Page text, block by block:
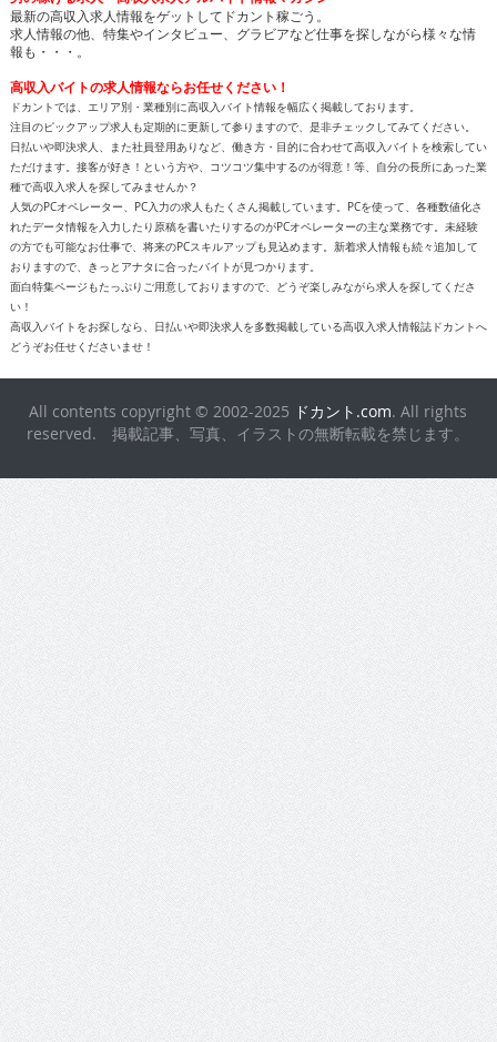
最新の高収入求人情報をゲットしてドカント稼ごう。
求人情報の他、特集やインタビュー、グラビアなど仕事を探しながら様々な情
報も・・・。
高収入バイトの求人情報ならお任せください！
ドカントでは、エリア別・業種別に高収入バイト情報を幅広く掲載しております。
注目のピックアップ求人も定期的に更新して参りますので、是非チェックしてみてください。
日払いや即決求人、また社員登用ありなど、働き方・目的に合わせて高収入バイトを検索してい
ただけます。接客が好き！という方や、コツコツ集中するのが得意！等、自分の長所にあった業
種で高収入求人を探してみませんか？
人気のPCオペレーター、PC入力の求人もたくさん掲載しています。PCを使って、各種数値化さ
れたデータ情報を入力したり原稿を書いたりするのがPCオペレーターの主な業務です。未経験
の方でも可能なお仕事で、将来のPCスキルアップも見込めます。新着求人情報も続々追加して
おりますので、きっとアナタに合ったバイトが見つかります。
面白特集ページもたっぷりご用意しておりますので、どうぞ楽しみながら求人を探してくださ
い！
高収入バイトをお探しなら、日払いや即決求人を多数掲載している高収入求人情報誌ドカントへ
どうぞお任せくださいませ！
All contents copyright © 2002-2025 ドカント.com. All rights
reserved. 掲載記事、写真、イラストの無断転載を禁じます。